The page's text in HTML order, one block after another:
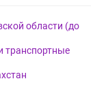
области (до
транспортные